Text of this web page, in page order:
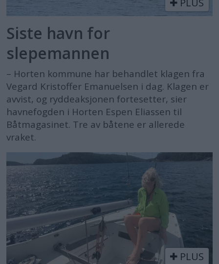
PLUS
Siste havn for
slepemannen
– Horten kommune har behandlet klagen fra
Vegard Kristoffer Emanuelsen i dag. Klagen er
avvist, og ryddeaksjonen fortesetter, sier
havnefogden i Horten Espen Eliassen til
Båtmagasinet. Tre av båtene er allerede
vraket.
PLUS